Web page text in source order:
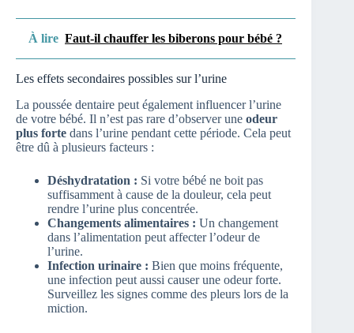
À lire Faut-il chauffer les biberons pour bébé ?
Les effets secondaires possibles sur l’urine
La poussée dentaire peut également influencer l’urine
de votre bébé. Il n’est pas rare d’observer une odeur
plus forte dans l’urine pendant cette période. Cela peut
être dû à plusieurs facteurs :
Déshydratation : Si votre bébé ne boit pas
suffisamment à cause de la douleur, cela peut
rendre l’urine plus concentrée.
Changements alimentaires : Un changement
dans l’alimentation peut affecter l’odeur de
l’urine.
Infection urinaire : Bien que moins fréquente,
une infection peut aussi causer une odeur forte.
Surveillez les signes comme des pleurs lors de la
miction.